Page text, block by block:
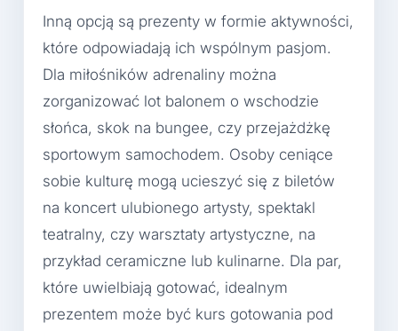
Inną opcją są prezenty w formie aktywności,
które odpowiadają ich wspólnym pasjom.
Dla miłośników adrenaliny można
zorganizować lot balonem o wschodzie
słońca, skok na bungee, czy przejażdżkę
sportowym samochodem. Osoby ceniące
sobie kulturę mogą ucieszyć się z biletów
na koncert ulubionego artysty, spektakl
teatralny, czy warsztaty artystyczne, na
przykład ceramiczne lub kulinarne. Dla par,
które uwielbiają gotować, idealnym
prezentem może być kurs gotowania pod